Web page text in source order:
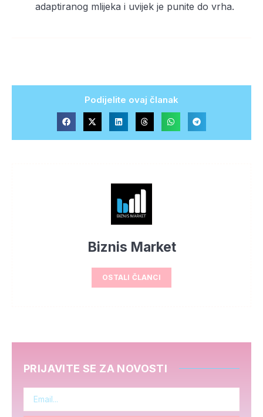
adaptiranog mlijeka i uvijek je punite do vrha.
Podijelite ovaj članak
Biznis Market
OSTALI ČLANCI
PRIJAVITE SE ZA NOVOSTI